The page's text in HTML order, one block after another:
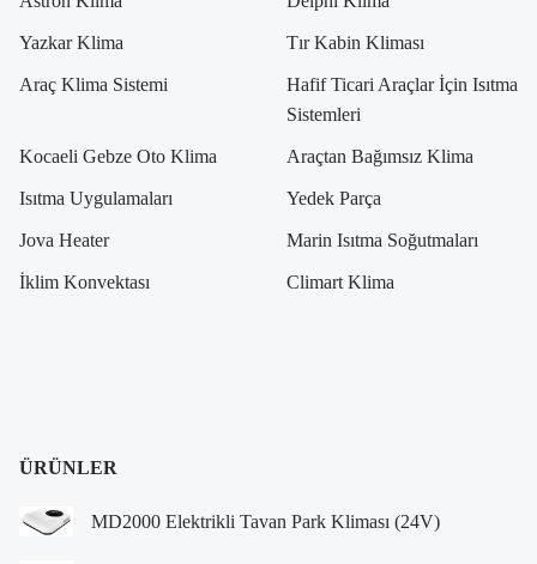
Yazkar Klima Tır Kabin Kliması
Araç Klima Sistemi
Hafif Ticari Araçlar İçin Isıtma
Sistemleri
Kocaeli Gebze Oto Klima Araçtan Bağımsız Klima
Isıtma Uygulamaları Yedek Parça
Jova Heater Marin Isıtma Soğutmaları
İklim Konvektası Climart Klima
ÜRÜNLER
MD2000 Elektrikli Tavan Park Kliması (24V)